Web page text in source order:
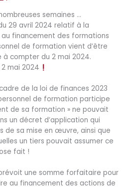
semaines …
29 avril 2024 relatif à la
financement des formations
de formation vient d’être
compter du 2 mai 2024.
2 mai 2024
de la loi de finances 2023
de formation participe
de sa formation » ne pouvait
un décret d’application qui
de sa mise en œuvre, ainsi que
un tiers pouvait assumer ce
fait !
une somme forfaitaire pour
au financement des actions de